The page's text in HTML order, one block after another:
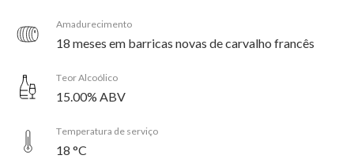
Amadurecimento
18 meses em barricas novas de carvalho francês
Teor Alcoólico
15.00% ABV
Temperatura de serviço
18 °C